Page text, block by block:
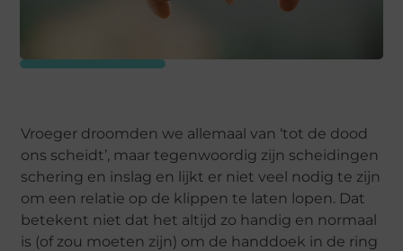
Vroeger droomden we allemaal van ‘tot de dood
ons scheidt’, maar tegenwoordig zijn scheidingen
schering en inslag en lijkt er niet veel nodig te zijn
om een relatie op de klippen te laten lopen. Dat
betekent niet dat het altijd zo handig en normaal
is (of zou moeten zijn) om de handdoek in de ring